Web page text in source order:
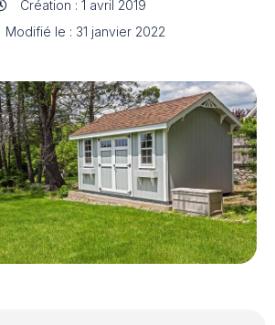
Création : 1 avril 2019
Modifié le : 31 janvier 2022